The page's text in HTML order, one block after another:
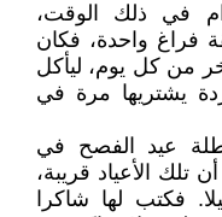
في ذلك الوقت،
فراغ واحدة، فكان
من كل يوم، ليأكل
يشتريها مرة في
عيد الفصح في
الأعياد قريبة،
فكتب لها شاكرا